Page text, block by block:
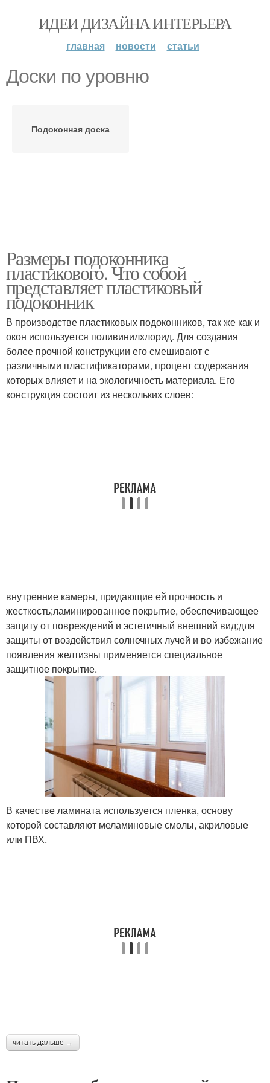
ИДЕИ ДИЗАЙНА ИНТЕРЬЕРА
главная новости статьи
Доски по уровню
Подоконная доска
Размеры подоконника
пластикового. Что собой
представляет пластиковый
подоконник
В производстве пластиковых подоконников, так же как и
окон используется поливинилхлорид. Для создания
более прочной конструкции его смешивают с
различными пластификаторами, процент содержания
которых влияет и на экологичность материала. Его
конструкция состоит из нескольких слоев:
внутренние камеры, придающие ей прочность и
жесткость;ламинированное покрытие, обеспечивающее
защиту от повреждений и эстетичный внешний вид;для
защиты от воздействия солнечных лучей и во избежание
появления желтизны применяется специальное
защитное покрытие.
В качестве ламината используется пленка, основу
которой составляют меламиновые смолы, акриловые
или ПВХ.
читать дальше →